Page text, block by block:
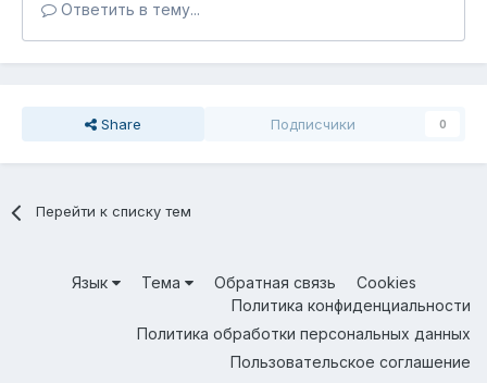
Ответить в тему...
Share Подписчики 0
Перейти к списку тем
Язык Тема Обратная связь
Cookies
Политика конфиденциальности
Политика обработки персональных данных
Пользовательское соглашение